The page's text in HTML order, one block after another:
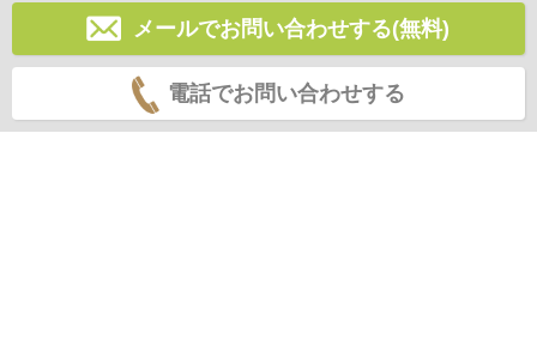
メールでお問い合わせする(無料)
電話でお問い合わせする